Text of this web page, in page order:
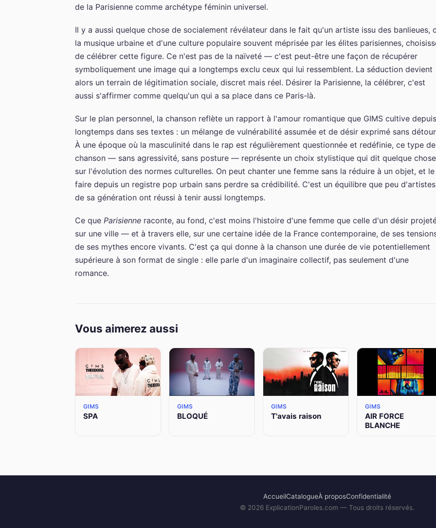
de la Parisienne comme archétype féminin universel.
Il y a aussi quelque chose de socialement révélateur dans le fait qu'un artiste issu des banlieues,
la musique urbaine et d'une culture populaire souvent méprisée par les élites parisiennes,
de célébrer cette figure. Ce n'est pas de la naïveté — c'est peut-être une façon de récupérer
symboliquement une image qui a longtemps exclu ceux qui lui ressemblent. La séduction devient
alors un terrain de légitimation sociale, discret mais réel. Désirer la Parisienne, la célébrer, c'est
aussi s'affirmer comme quelqu'un qui a sa place dans ce Paris-là.
Sur le plan personnel, la chanson reflète un rapport à l'amour romantique que GIMS cultive depuis
longtemps dans ses textes : un mélange de vulnérabilité assumée et de désir exprimé sans
À une époque où la masculinité dans le rap est régulièrement questionnée et redéfinie, ce type de
chanson — sans agressivité, sans posture — représente un choix stylistique qui dit quelque chose
sur l'évolution des normes culturelles. On peut chanter une femme sans la réduire à un objet, et le
faire depuis un registre pop urbain sans perdre sa crédibilité. C'est un équilibre que peu d'artistes
de sa génération ont réussi à tenir aussi longtemps.
Ce que Parisienne raconte, au fond, c'est moins l'histoire d'une femme que celle d'un désir
sur une ville — et à travers elle, sur une certaine idée de la France contemporaine, de ses
de ses mythes encore vivants. C'est ça qui donne à la chanson une durée de vie potentiellement
supérieure à son format de single : elle parle d'un imaginaire collectif, pas seulement d'une
romance.
Vous aimerez aussi
GIMS
SPA
GIMS
BLOQUÉ
GIMS
T'avais raison
GIMS
AIR FORCE
BLANCHE
AccueilCatalogueÀ proposConfidentialité
© 2026ExplicationParoles.com — Tous droits réservés.